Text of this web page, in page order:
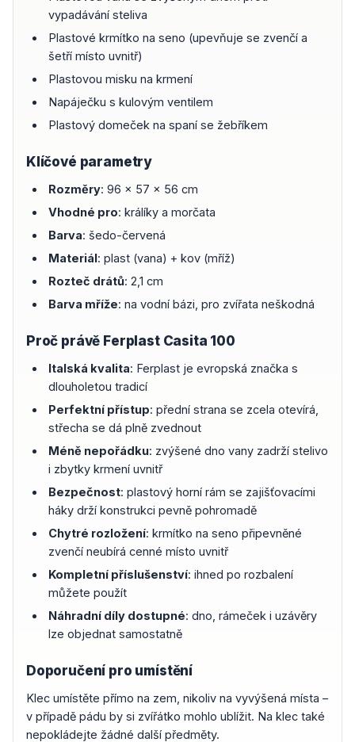
vypadávání steliva
Plastové krmítko na seno (upevňuje se zvenčí a
šetří místo uvnitř)
Plastovou misku na krmení
Napáječku s kulovým ventilem
Plastový domeček na spaní se žebříkem
Klíčové parametry
Rozměry: 96 x 57 x 56 cm
Vhodné pro: králíky a morčata
Barva: šedo-červená
Materiál: plast (vana) + kov (mříž)
Rozteč drátů: 2,1 cm
Barva mříže: na vodní bázi, pro zvířata neškodná
Proč právě Ferplast Casita 100
Italská kvalita: Ferplast je evropská značka s
dlouholetou tradicí
Perfektní přístup: přední strana se zcela otevírá,
střecha se dá plně zvednout
Méně nepořádku: zvýšené dno vany zadrží stelivo
i zbytky krmení uvnitř
Bezpečnost: plastový horní rám se zajišťovacími
háky drží konstrukci pevně pohromadě
Chytré rozložení: krmítko na seno připevněné
zvenčí neubírá cenné místo uvnitř
Kompletní příslušenství: ihned po rozbalení
můžete použít
Náhradní díly dostupné: dno, rámeček i uzávěry
lze objednat samostatně
Doporučení pro umístění
Klec umístěte přímo na zem, nikoliv na vyvýšená místa –
v případě pádu by si zvířátko mohlo ublížit. Na klec také
nepokládejte žádné další předměty.